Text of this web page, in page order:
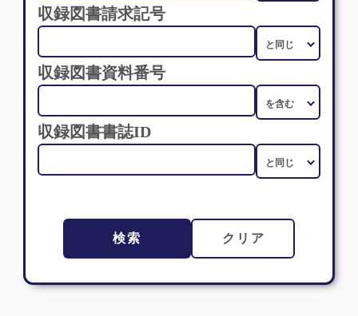
収録図書請求記号
収録図書資料番号
収録図書書誌ID
検索 クリア